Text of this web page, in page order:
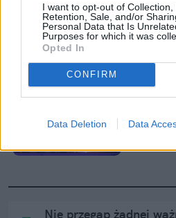
I want to opt-out of Collection,
Retention, Sale, and/or
Personal Data that Is
Purposes for which it was
Opted In
CONFIRM
Data Deletion Data
pod
Nie przegap żadnej